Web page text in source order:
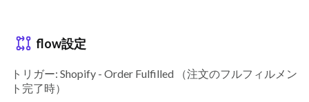
flow設定
トリガー: Shopify - Order Fulfilled （注文のフルフィルメン
ト完了時）